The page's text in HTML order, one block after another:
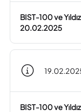
BIST-100 ve
20.02.2025
BIST-100 ve